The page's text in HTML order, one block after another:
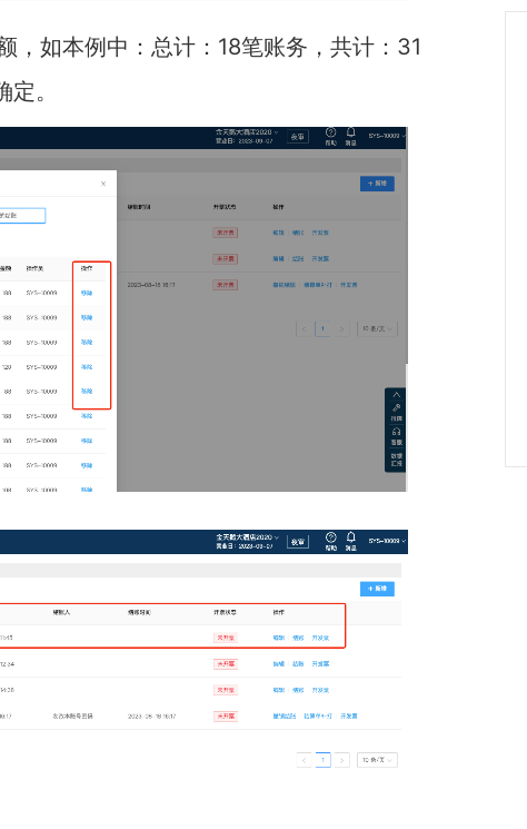
，如本例中：总计：18笔账务，共计：31
。